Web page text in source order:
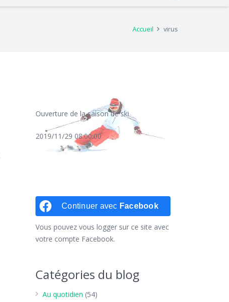
Accueil virus
Ouverture de la saison de ski
2019/11/29 08:00:00
Continuer avec Facebook
Vous pouvez vous logger sur ce site avec
votre compte Facebook.
Catégories du blog
Au quotidien (54)